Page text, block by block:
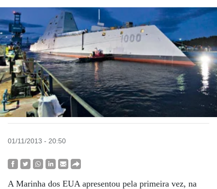
01/11/2013 - 20:50
A Marinha dos EUA apresentou pela primeira vez, na